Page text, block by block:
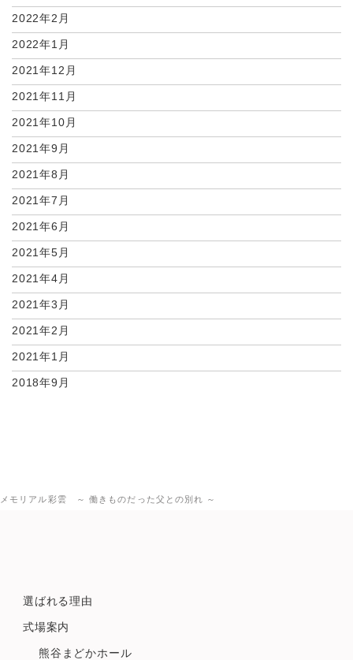
メモリアル彩雲 ～ 働きものだった父との別れ ～
2022年2月
2022年1月
2021年12月
2021年11月
2021年10月
2021年9月
2021年8月
2021年7月
2021年6月
2021年5月
2021年4月
2021年3月
2021年2月
2021年1月
2018年9月
選ばれる理由
式場案内
熊谷まどかホール